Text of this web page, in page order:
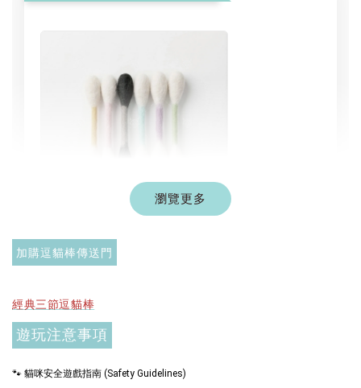
現貨｜彩色系列羊毛氈棉花棒
NT$ 1,250 TWD
瀏覽更多
加購逗貓棒傳送門
經典三節逗貓棒
遊玩注意事項
🐾 貓咪安全遊戲指南 (Safety Guidelines)